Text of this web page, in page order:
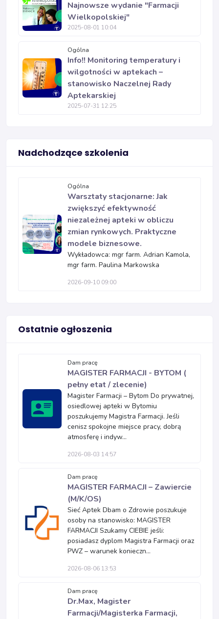
Najnowsze wydanie "Farmacji
Wielkopolskiej"
2025-08-01 10:04
Ogólna
Info!! Monitoring temperatury i
wilgotności w aptekach –
stanowisko Naczelnej Rady
Aptekarskiej
2025-07-31 12:25
Nadchodzące szkolenia
Ogólna
Warsztaty stacjonarne: Jak
zwiększyć efektywność
niezależnej apteki w obliczu
zmian rynkowych. Praktyczne
modele biznesowe.
Wykładowca: mgr farm. Adrian Kamola,
mgr farm. Paulina Markowska
2026-09-10 09:00
Ostatnie ogłoszenia
Dam pracę
MAGISTER FARMACJI - BYTOM (
pełny etat / zlecenie)
Magister Farmacji – Bytom Do prywatnej,
osiedlowej apteki w Bytomiu
poszukujemy Magistra Farmacji. Jeśli
cenisz spokojne miejsce pracy, dobrą
atmosferę i indyw...
2026-08-03 14:57
Dam pracę
MAGISTER FARMACJI – Zawiercie
(M/K/OS)
Sieć Aptek Dbam o Zdrowie poszukuje
osoby na stanowisko: MAGISTER
FARMACJI Szukamy CIEBIE jeśli:
posiadasz dyplom Magistra Farmacji oraz
PWZ – warunek konieczn...
2026-08-06 13:53
Dam pracę
Dr.Max, Magister
Farmacji/Magisterka Farmacji,